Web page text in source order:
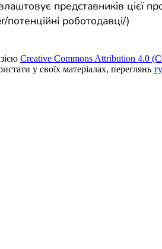
представників цієї
роботодавці/)
Creative Commons Attribution 4.0
у своїх матеріалах, переглянь